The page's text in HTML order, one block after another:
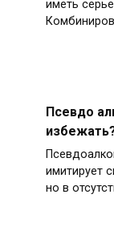
иметь
Псевдо
имитирует
но в